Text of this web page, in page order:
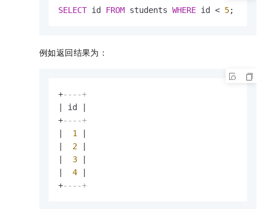
SELECT id FROM students WHERE id < 5;
例如返回结果为：
+----+
|
id
|
+----+
|
1
|
|
2
|
|
3
|
|
4
|
+----+